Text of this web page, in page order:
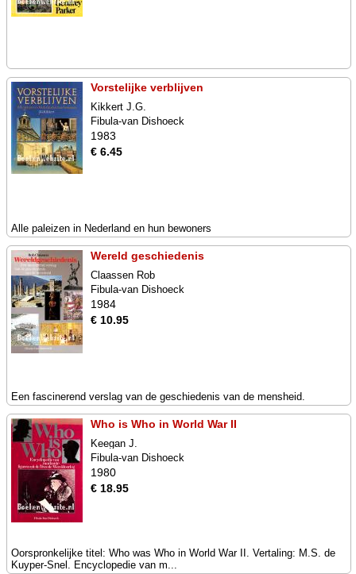
Vorstelijke verblijven
Kikkert J.G.
Fibula-van Dishoeck
1983
€ 6.45
Alle paleizen in Nederland en hun bewoners
Wereld geschiedenis
Claassen Rob
Fibula-van Dishoeck
1984
€ 10.95
Een fascinerend verslag van de geschiedenis van de mensheid.
Who is Who in World War II
Keegan J.
Fibula-van Dishoeck
1980
€ 18.95
Oorspronkelijke titel: Who was Who in World War II. Vertaling: M.S. de
Kuyper-Snel. Encyclopedie van m...